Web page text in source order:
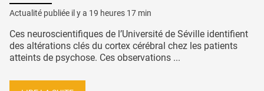
Actualité publiée il y a 19 heures 17 min
Ces neuroscientifiques de l’Université de Séville identifient
des altérations clés du cortex cérébral chez les patients
atteints de psychose. Ces observations ...